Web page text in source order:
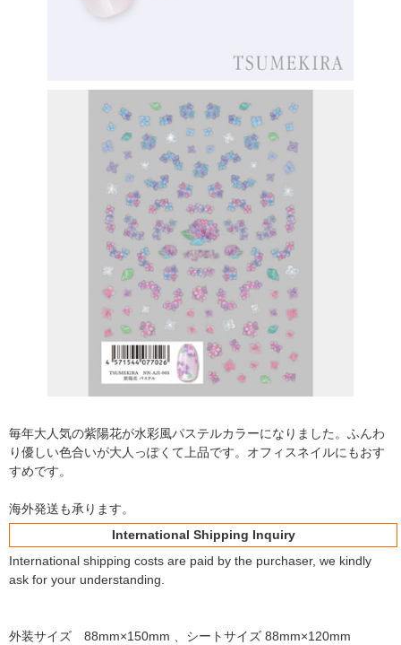
毎年大人気の紫陽花が水彩風パステルカラーになりました。ふんわ
り優しい色合いが大人っぽくて上品です。オフィスネイルにもおす
すめです。
海外発送も承ります。
International Shipping Inquiry
International shipping costs are paid by the purchaser, we kindly
ask for your understanding.
外装サイズ 88mm×150mm 、シートサイズ 88mm×120mm